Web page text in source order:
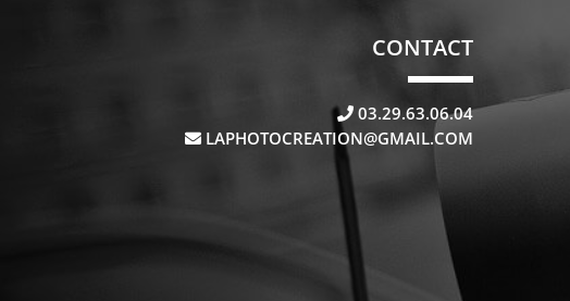
CONTACT
03.29.63.06.04
LAPHOTOCREATION@GMAIL.COM